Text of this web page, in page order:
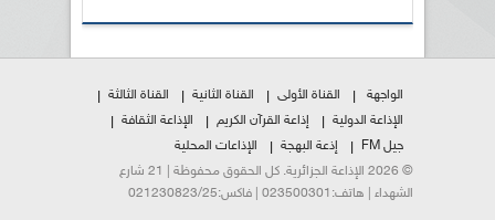
الواجهة القناة الأولى القناة الثانية
القناة الثالثة
الإذاعة الدولية
إذاعة القرآن الكريم
الإذاعة الثقافة
جيل FM
إذعة البهجة
الإذاعات المحلية
© 2026 الإذاعة الجزائرية. كل الحقوق محفوظة | 21 شارع
الشهداء | هاتف:023500301 | فاكس:021230823/25